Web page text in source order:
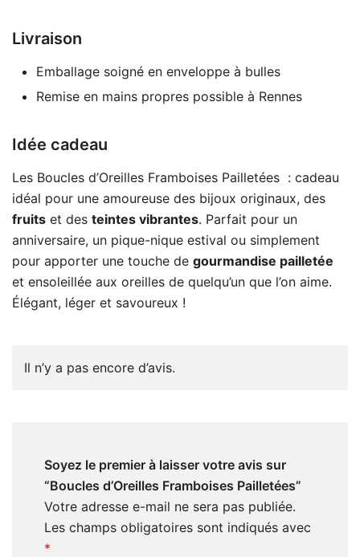
Livraison
Emballage soigné en enveloppe à bulles
Remise en mains propres possible à Rennes
Idée cadeau
Les Boucles d’Oreilles Framboises Pailletées : cadeau
idéal pour une amoureuse des bijoux originaux, des
fruits et des teintes vibrantes. Parfait pour un
anniversaire, un pique-nique estival ou simplement
pour apporter une touche de gourmandise pailletée
et ensoleillée aux oreilles de quelqu’un que l’on aime.
Élégant, léger et savoureux !
Il n’y a pas encore d’avis.
Soyez le premier à laisser votre avis sur
“Boucles d’Oreilles Framboises Pailletées”
Votre adresse e-mail ne sera pas publiée.
Les champs obligatoires sont indiqués avec
*